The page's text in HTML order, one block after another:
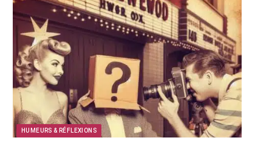
HUMEURS & RÉFLEXIONS